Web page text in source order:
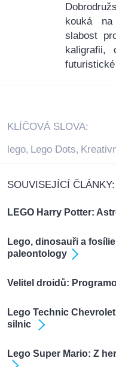
kouká
slabost
kaligrafii,
KLÍČOVÁ SLOVA:
lego, Lego Dots,
SOUVISEJÍCÍ ČLÁNKY:
LEGO Harry Potter:
Lego, dinosauři a
paleontology
Velitel droidů:
Lego Technic
silnic
Lego Super Mario: Z